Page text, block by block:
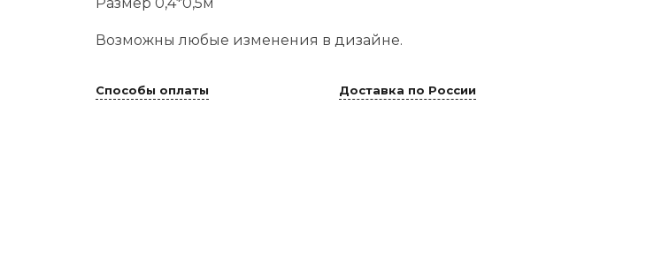
Возможны любые изменения в дизайне.
Способы оплаты Доставка по России